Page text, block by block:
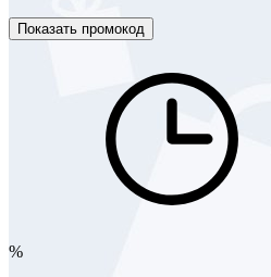
Показать промокод
%